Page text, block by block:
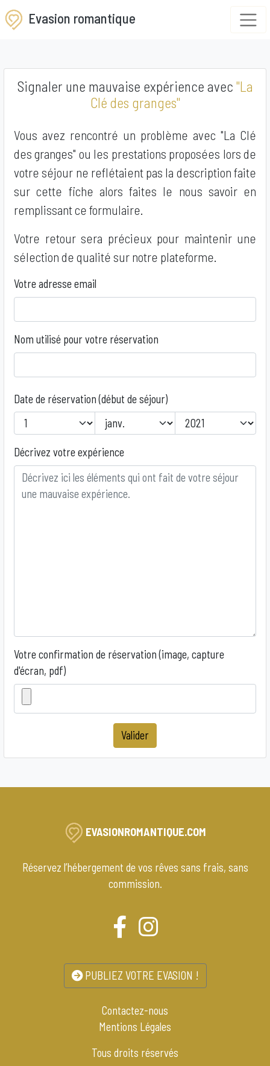
Evasion romantique
Signaler une mauvaise expérience avec "La
Clé des granges"
Vous avez rencontré un problème avec "La Clé
des granges" ou les prestations proposées lors de
votre séjour ne reflétaient pas la description faite
sur cette fiche alors faites le nous savoir en
remplissant ce formulaire.
Votre retour sera précieux pour maintenir une
sélection de qualité sur notre plateforme.
Votre adresse email
Nom utilisé pour votre réservation
Date de réservation (début de séjour)
Year
Décrivez votre expérience
Votre confirmation de réservation (image, capture
d'écran, pdf)
Valider
EVASIONROMANTIQUE.COM
Réservez l’hébergement de vos rêves sans frais, sans
commission.
PUBLIEZ VOTRE EVASION !
Contactez-nous
Mentions Légales
Tous droits réservés